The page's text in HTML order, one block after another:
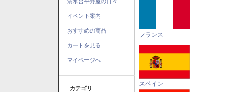
イベント案内
おすすめの商品
カートを見る
マイページへ
カテゴリ
フランス
スペイン